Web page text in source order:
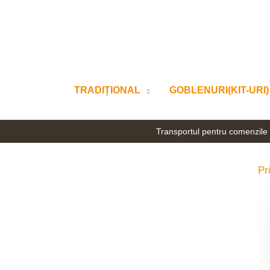
TRADIȚIONAL GOBLENURI(KIT-URI)
Transportul pentru